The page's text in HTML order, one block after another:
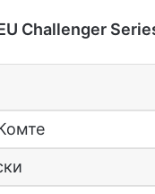
Challenger